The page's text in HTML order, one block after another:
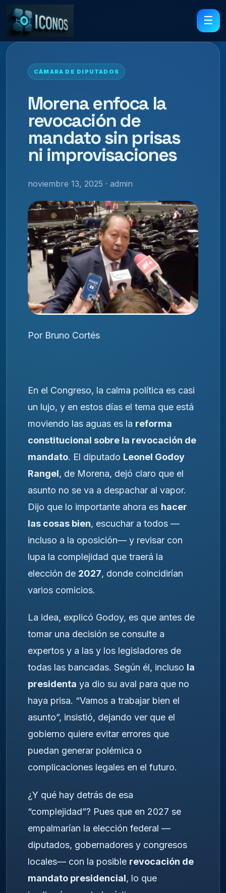
☰
CÁMARA DE DIPUTADOS
Morena enfoca la
revocación de
mandato sin prisas
ni improvisaciones
noviembre 13, 2025 · admin
Por Bruno Cortés
En el Congreso, la calma política es casi
un lujo, y en estos días el tema que está
moviendo las aguas es la reforma
constitucional sobre la revocación de
mandato. El diputado Leonel Godoy
Rangel, de Morena, dejó claro que el
asunto no se va a despachar al vapor.
Dijo que lo importante ahora es hacer
las cosas bien, escuchar a todos —
incluso a la oposición— y revisar con
lupa la complejidad que traerá la
elección de 2027, donde coincidirían
varios comicios.
La idea, explicó Godoy, es que antes de
tomar una decisión se consulte a
expertos y a las y los legisladores de
todas las bancadas. Según él, incluso la
presidenta ya dio su aval para que no
haya prisa. “Vamos a trabajar bien el
asunto”, insistió, dejando ver que el
gobierno quiere evitar errores que
puedan generar polémica o
complicaciones legales en el futuro.
¿Y qué hay detrás de esa
“complejidad”? Pues que en 2027 se
empalmarían la elección federal —
diputados, gobernadores y congresos
locales— con la posible revocación de
mandato presidencial, lo que